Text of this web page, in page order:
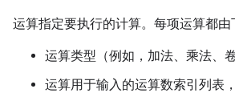
运算指定要执行的计算。每项运算都由
运算类型（例如，加法、乘法、
运算用于输入的运算数索引列表